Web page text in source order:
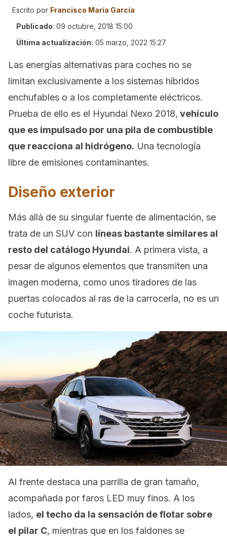
Escrito por Francisco María García
Publicado: 09 octubre, 2018 15:00
Última actualización: 05 marzo, 2022 15:27
Las energías alternativas para coches no se
limitan exclusivamente a los sistemas híbridos
enchufables o a los completamente eléctricos.
Prueba de ello es el Hyundai Nexo 2018, vehículo
que es impulsado por una pila de combustible
que reacciona al hidrógeno. Una tecnología
libre de emisiones contaminantes.
Diseño exterior
Más allá de su singular fuente de alimentación, se
trata de un SUV con líneas bastante similares al
resto del catálogo Hyundai. A primera vista, a
pesar de algunos elementos que transmiten una
imagen moderna, como unos tiradores de las
puertas colocados al ras de la carrocería, no es un
coche futurista.
Al frente destaca una parrilla de gran tamaño,
acompañada por faros LED muy finos. A los
lados, el techo da la sensación de flotar sobre
el pilar C, mientras que en los faldones se